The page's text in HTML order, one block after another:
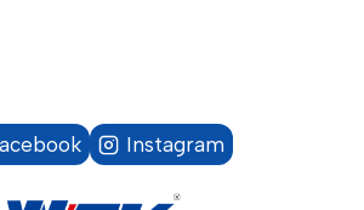
Instagram